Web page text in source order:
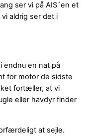
ser vi på AIS´en et
aldrig ser det i
endnu en nat på
for motor de sidste
fortæller, at vi
eller havdyr finder
at sejle.